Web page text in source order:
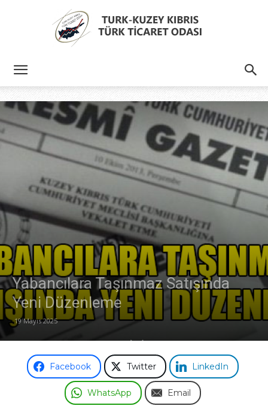
Kıbrıs
Türk
Ticaret
Odası
Yabancılara Taşınmaz Satışında
Yeni Düzenleme
19 Mayıs 2025
Facebook Twitter LinkedIn
WhatsApp Email